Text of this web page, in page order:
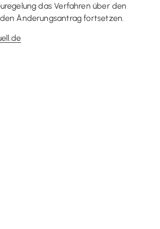
das Verfahren über den
Änderungsantrag fortsetzen.